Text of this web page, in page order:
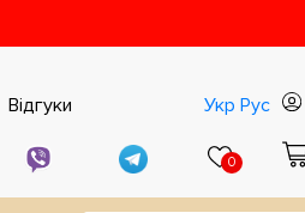
Відгуки Укр Рус
0